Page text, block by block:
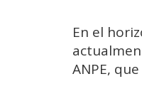
En el
ANPE,